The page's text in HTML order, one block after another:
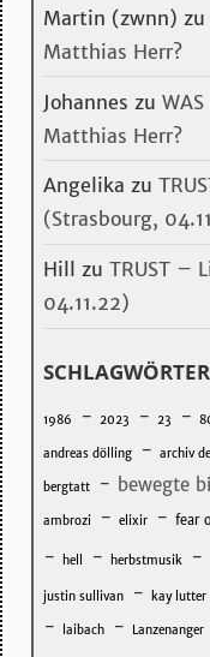
Martin (zwnn) zu
Matthias Herr?
Johannes zu
Matthias Herr?
Angelika zu
(Strasbourg,
Hill zu TRUST –
04.11.22)
SCHLAGWÖRTER
1986 - 2023 - 23 -
andreas dölling - archiv
bergtatt - bewegte
ambrozi - elixir - fear
- hell - herbstmusik -
justin sullivan - kay lutter
- laibach - Lanzenanger